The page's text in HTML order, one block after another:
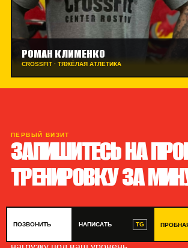
РОМАН КЛИМЕНКО
CROSSFIT · ТЯЖЁЛАЯ АТЛЕТИКА
ПЕРВЫЙ ВИЗИТ
ЗАПИШИТЕСЬ НА
ТРЕНИРОВКУ ЗА
На тренировке тренер покажет
ПОЗВОНИТЬ НАПИСАТЬ TG